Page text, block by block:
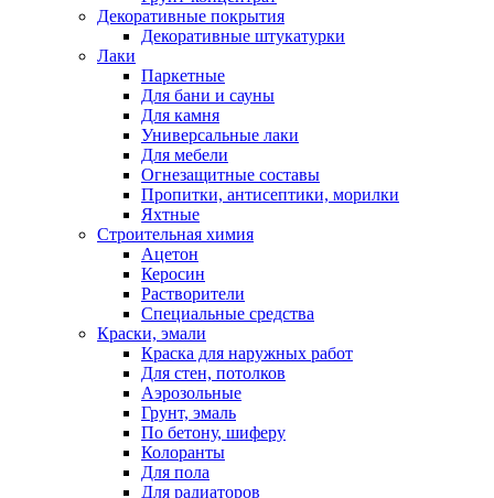
Декоративные покрытия
Декоративные штукатурки
Лаки
Паркетные
Для бани и сауны
Для камня
Универсальные лаки
Для мебели
Огнезащитные составы
Пропитки, антисептики, морилки
Яхтные
Строительная химия
Ацетон
Керосин
Растворители
Специальные средства
Краски, эмали
Краска для наружных работ
Для стен, потолков
Аэрозольные
Грунт, эмаль
По бетону, шиферу
Колоранты
Для пола
Для радиаторов